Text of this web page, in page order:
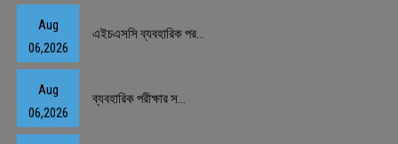
Aug
06,2026
এইচএসসি ব্যবহারিক পর...
Aug
06,2026
ব্যবহারিক পরীক্ষার স...